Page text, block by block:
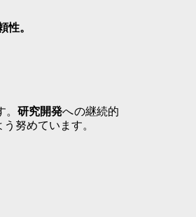
性。
。研究開発への継続的
努めています。